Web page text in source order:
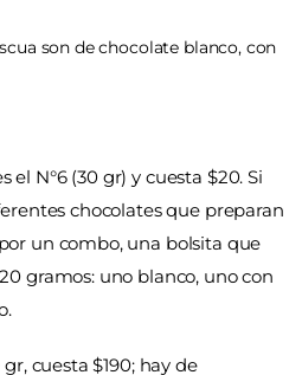
son de chocolate blanco, con
el N°6 (30 gr) y cuesta $20. Si
chocolates que preparan
un combo, una bolsita que
gramos: uno blanco, uno con
cuesta $190; hay de